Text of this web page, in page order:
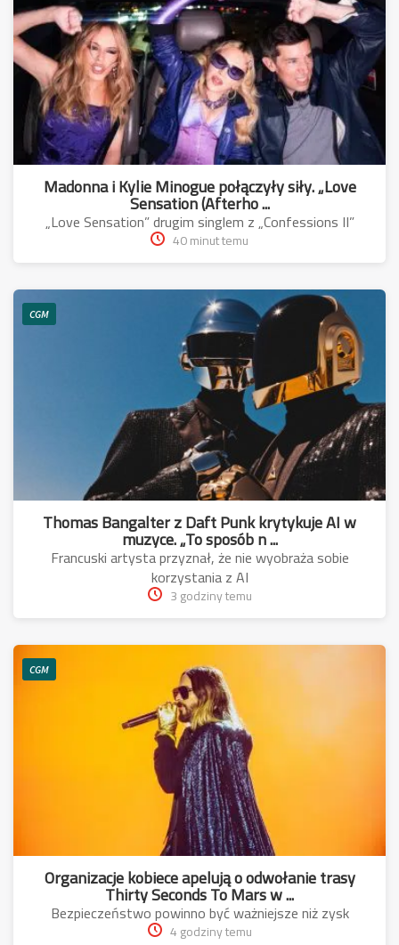
Madonna i Kylie Minogue połączyły siły. „Love
Sensation (Afterho ...
„Love Sensation” drugim singlem z „Confessions II”
40 minut temu
CGM
Thomas Bangalter z Daft Punk krytykuje AI w
muzyce. „To sposób n ...
Francuski artysta przyznał, że nie wyobraża sobie
korzystania z AI
3 godziny temu
CGM
Organizacje kobiece apelują o odwołanie trasy
Thirty Seconds To Mars w ...
Bezpieczeństwo powinno być ważniejsze niż zysk
4 godziny temu